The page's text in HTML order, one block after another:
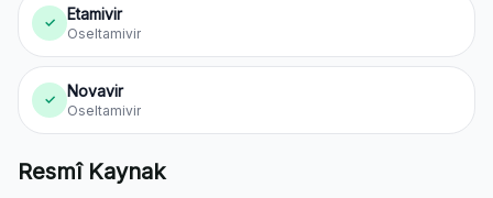
✓ Etamivir
Oseltamivir
✓ Novavir
Oseltamivir
Resmî Kaynak